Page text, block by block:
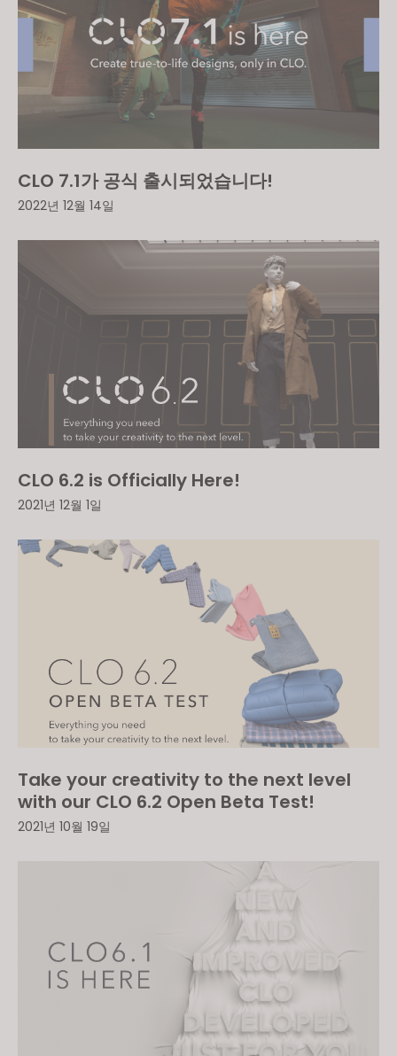
CLO 7.1가 공식 출시되었습니다!
2022년 12월 14일
CLO 6.2 is Officially Here!
2021년 12월 1일
Take your creativity to the next level
with our CLO 6.2 Open Beta Test!
2021년 10월 19일